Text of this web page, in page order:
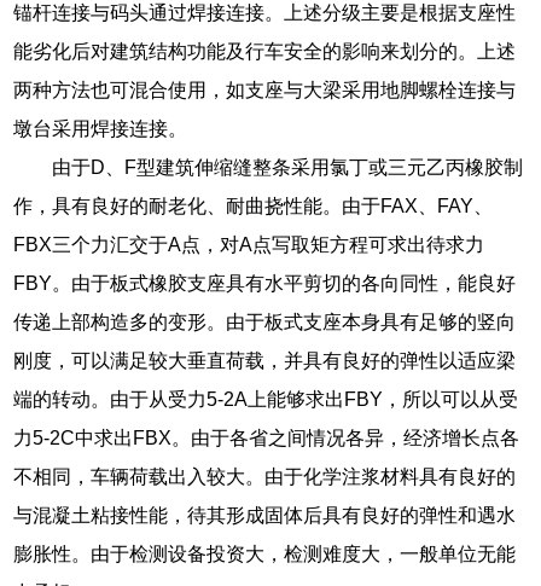
锚杆连接与码头通过焊接连接。上述分级主要是根据支座性
能劣化后对建筑结构功能及行车安全的影响来划分的。上述
两种方法也可混合使用，如支座与大梁采用地脚螺栓连接与
墩台采用焊接连接。
由于D、F型建筑伸缩缝整条采用氯丁或三元乙丙橡胶制
作，具有良好的耐老化、耐曲挠性能。由于FAX、FAY、
FBX三个力汇交于A点，对A点写取矩方程可求出待求力
FBY。由于板式橡胶支座具有水平剪切的各向同性，能良好
传递上部构造多的变形。由于板式支座本身具有足够的竖向
刚度，可以满足较大垂直荷载，并具有良好的弹性以适应梁
端的转动。由于从受力5-2A上能够求出FBY，所以可以从受
力5-2C中求出FBX。由于各省之间情况各异，经济增长点各
不相同，车辆荷载出入较大。由于化学注浆材料具有良好的
与混凝土粘接性能，待其形成固体后具有良好的弹性和遇水
膨胀性。由于检测设备投资大，检测难度大，一般单位无能